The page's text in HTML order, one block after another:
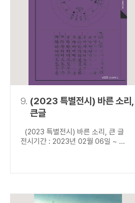
9. (2023 특별전시) 바른 소리,
큰글
(2023 특별전시) 바른 소리, 큰 글
전시기간 : 2023년 02월 06일 ~ ...